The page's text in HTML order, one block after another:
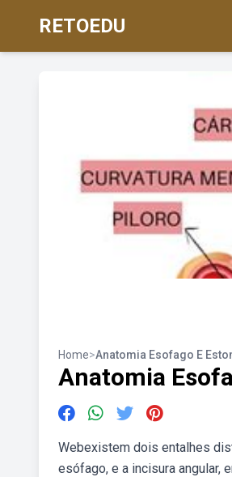
RETOEDU
Home>Anatomia Esofago E
Anatomia
Webexistem dois entalhes
esófago, e a incisura angular,